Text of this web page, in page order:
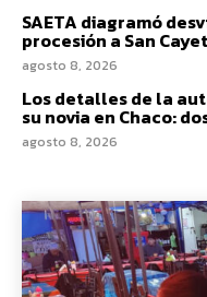
SAETA diagramó
procesión a San
agosto 8, 2026
Los detalles de la
su novia en Chaco:
agosto 8, 2026